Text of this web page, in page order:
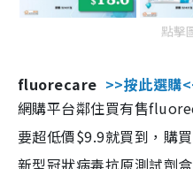
點擊
fluorecare >>按此選購
網購平台鄰住買有售
要超低價$9.9就買到，購
新型冠狀病毒抗原測試劑